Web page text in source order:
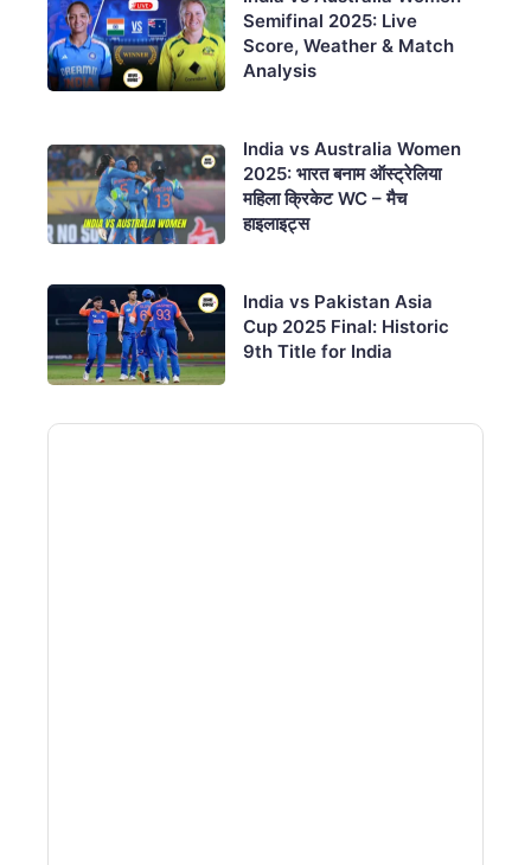
Semifinal 2025: Live
Score, Weather & Match
Analysis
India vs Australia Women
2025: भारत बनाम ऑस्ट्रेलिया
महिला क्रिकेट WC – मैच
हाइलाइट्स
India vs Pakistan Asia
Cup 2025 Final: Historic
9th Title for India